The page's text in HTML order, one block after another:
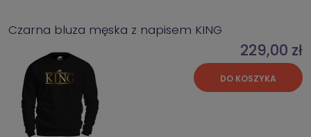
Czarna bluza męska z napisem KING
229,00 zł
DO KOSZYKA